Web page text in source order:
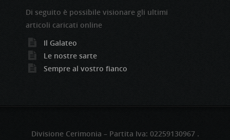
Di seguito è possibile visionare gli ultimi
articoli caricati online
Il Galateo
Le nostre sarte
Sempre al vostro fianco
Divisione Cerimonia – Partita Iva: 02259130967 .